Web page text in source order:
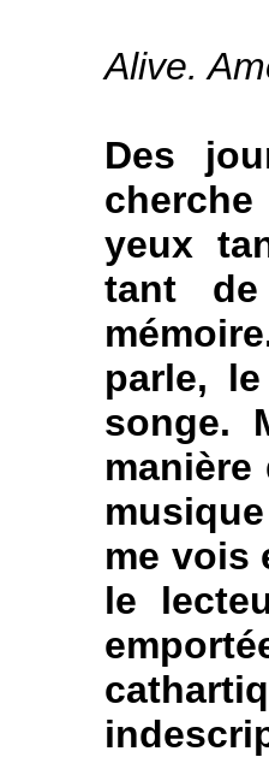
Alive.
Des
yeux
tant de
parle,
songe.
me vois
le